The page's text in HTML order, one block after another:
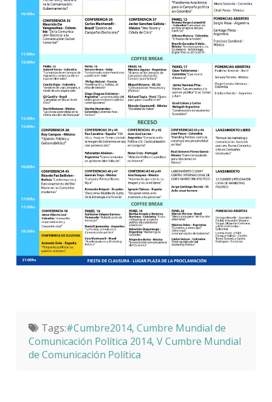
Tags:#Cumbre2014, Cumbre Mundial de
Comunicación Política 2014, V Cumbre Mundial
de Comunicación Política